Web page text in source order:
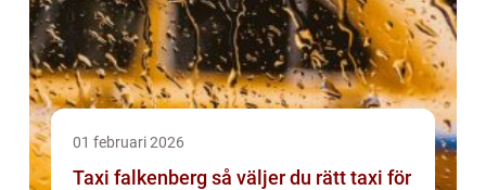
01 februari 2026
Taxi falkenberg så väljer du rätt taxi för